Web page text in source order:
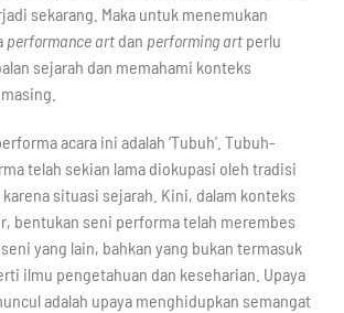
sekarang. Maka untuk menemukan
performance art dan performing art perlu
sejarah dan memahami konteks
acara ini adalah ‘Tubuh’. Tubuh-
telah sekian lama diokupasi oleh tradisi
situasi sejarah. Kini, dalam konteks
bentukan seni performa telah merembes
yang lain, bahkan yang bukan termasuk
ilmu pengetahuan dan keseharian. Upaya
adalah upaya menghidupkan semangat